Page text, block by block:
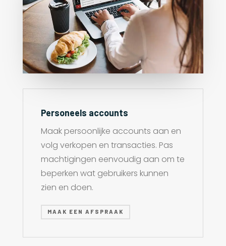
Personeels accounts
Maak persoonlijke accounts aan en
volg verkopen en transacties. Pas
machtigingen eenvoudig aan om te
beperken wat gebruikers kunnen
zien en doen.
MAAK EEN AFSPRAAK